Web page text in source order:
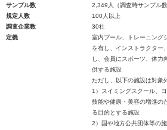
サンプル数
2,349人（調査時サンプル
規定人数
100人以上
調査企業数
30社
定義
室内プール、トレーニング
を有し、インストラクター
し、会員にスポーツ、体力
供する施設
ただし、以下の施設は対象
1）スイミングスクール、
技能や健康・美容の増進の
る目的とする施設
2）国や地方公共団体等の